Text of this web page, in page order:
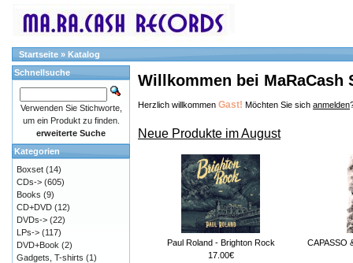
Startseite » Katalog
Willkommen bei MaRaCash
Herzlich willkommen Gast! Möchten Sie sich anmelden
Neue Produkte im August
Paul Roland - Brighton Rock
17.00€
CAPASSO
Schnellsuche
Verwenden Sie Stichworte,
um ein Produkt zu finden.
erweiterte Suche
Kategorien
Boxset (14)
CDs-> (605)
Books (9)
CD+DVD (12)
DVDs-> (22)
LPs-> (117)
DVD+Book (2)
Gadgets, T-shirts (1)